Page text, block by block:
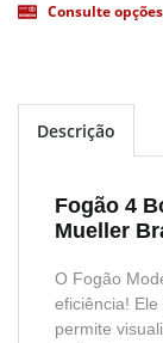
Consulte
Descrição
Fogão 4
Mueller
O Fogão
eficiência!
permite